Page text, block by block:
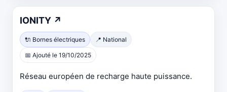
IONITY ↗
🔌 Bornes électriques 📍 National
📅 Ajouté le 19/10/2025
Réseau européen de recharge haute puissance.